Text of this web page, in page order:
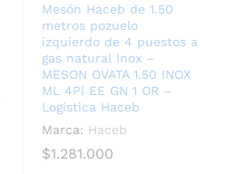
Mesón Haceb de 1.50
metros pozuelo
izquierdo de 4 puestos a
gas natural Inox –
MESON OVATA 1.50 INOX
ML 4PI EE GN 1 OR –
Logística Haceb
Marca: Haceb
$1.281.000